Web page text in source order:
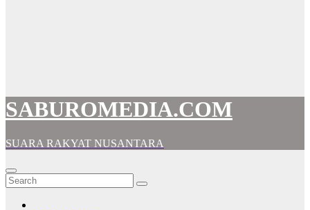
SABUROMEDIA.COM
SUARA RAKYAT NUSANTARA